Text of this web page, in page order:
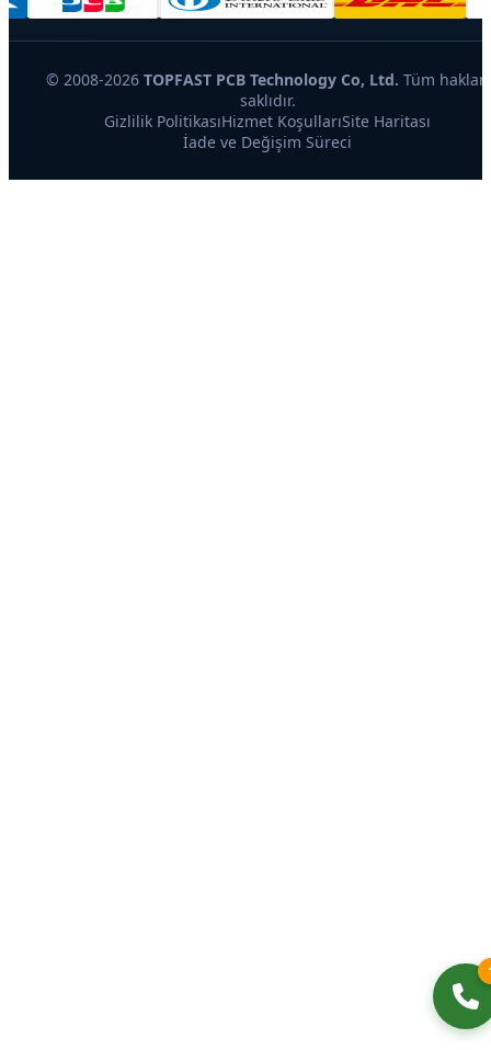
© 2008-2026 TOPFAST PCB Technology Co, Ltd. Tüm hakları
saklıdır.
Gizlilik PolitikasıHizmet KoşullarıSite Haritası
İade ve Değişim Süreci